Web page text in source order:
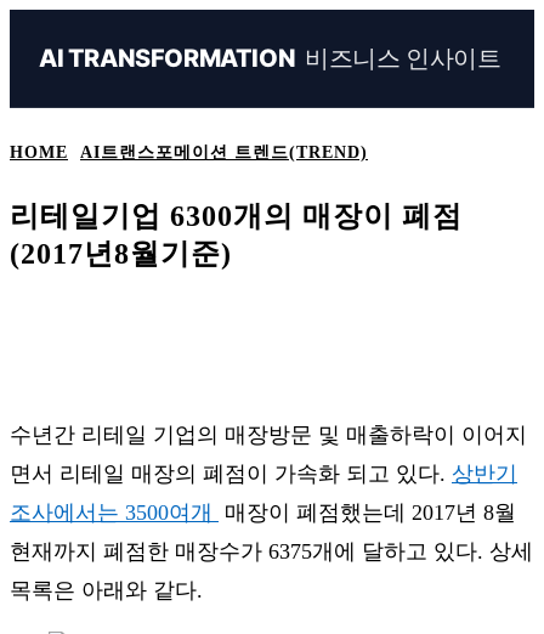
AI TRANSFORMATION 비즈니스 인사이트
HOME AI트랜스포메이션 트렌드(TREND)
리테일기업 6300개의 매장이 폐점
(2017년8월기준)
수년간 리테일 기업의 매장방문 및 매출하락이 이어지
면서 리테일 매장의 폐점이 가속화 되고 있다. 상반기
조사에서는 3500여개
매장이 폐점했는데 2017년 8월
현재까지 폐점한 매장수가 6375개에 달하고 있다. 상세
목록은 아래와 같다.